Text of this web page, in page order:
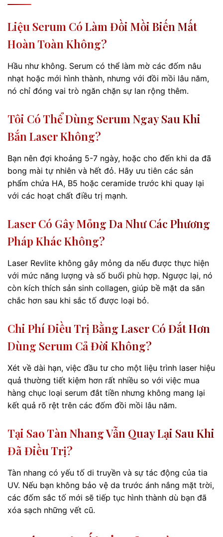
Liệu Serum Có Làm Đồi Mồi Biến Mất
Hoàn Toàn Không?
Hầu như không. Serum có thể làm mờ các đốm nâu
nhạt hoặc mới hình thành, nhưng với đồi mồi lâu năm,
nó chỉ đóng vai trò ngăn chặn sự lan rộng thêm.
Tôi Có Thể Dùng Serum Ngay Sau Khi
Bắn Laser Không?
Bạn nên đợi khoảng 5-7 ngày, hoặc cho đến khi da đã
bong mài tự nhiên và hết đỏ. Hãy ưu tiên các sản
phẩm chứa HA, B5 hoặc ceramide trước khi quay lại
với các hoạt chất điều trị mạnh.
Laser Có Gây Mỏng Da Như Các Phương
Pháp Khác Không?
Laser Revlite không gây mỏng da nếu được thực hiện
với mức năng lượng và số buổi phù hợp. Ngược lại, nó
còn kích thích sản sinh collagen, giúp bề mặt da săn
chắc hơn sau khi sắc tố được loại bỏ.
Chi Phí Điều Trị Bằng Laser Có Đắt Hơn
Dùng Serum Cả Đời Không?
Xét về dài hạn, việc đầu tư cho một liệu trình laser hiệu
quả thường tiết kiệm hơn rất nhiều so với việc mua
hàng chục loại serum đắt tiền nhưng không mang lại
kết quả rõ rệt trên các đốm đồi mồi lâu năm.
Tại Sao Tàn Nhang Vẫn Quay Lại Sau Khi
Đã Điều Trị?
Tàn nhang có yếu tố di truyền và sự tác động của tia
UV. Nếu bạn không bảo vệ da trước ánh nắng mặt trời,
các đốm sắc tố mới sẽ tiếp tục hình thành dù bạn đã
xóa sạch những vết cũ.